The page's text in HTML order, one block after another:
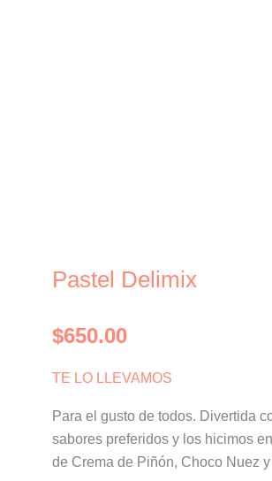
Pastel Delimix
$650.00
TE LO LLEVAMOS
Para el gusto de todos. Divertida
sabores preferidos y los hicimos
de Crema de Piñón, Choco Nuez